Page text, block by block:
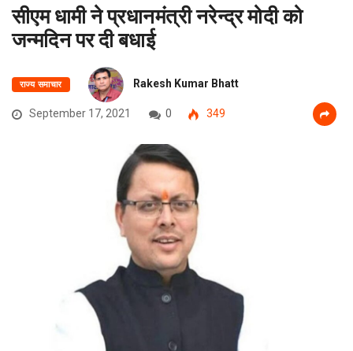
सीएम धामी ने प्रधानमंत्री नरेन्द्र मोदी को
जन्मदिन पर दी बधाई
राज्य समाचार Rakesh Kumar Bhatt
September 17, 2021 0 349